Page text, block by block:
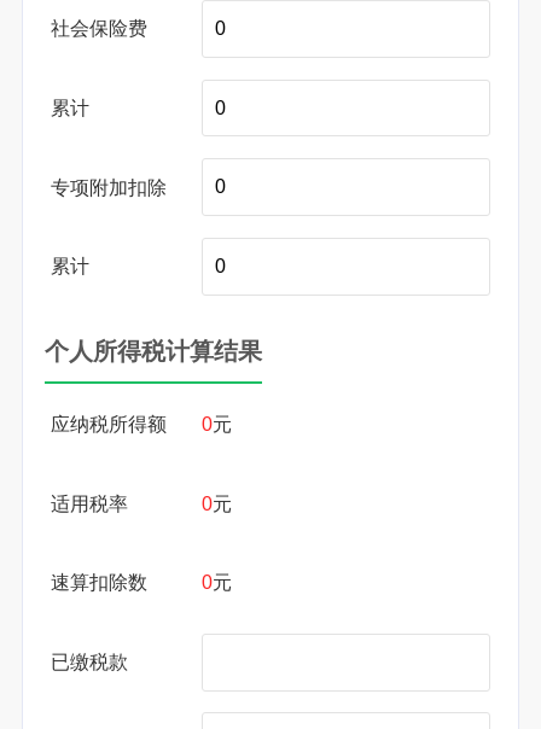
社会保险费
累计
专项附加扣除
累计
个人所得税计算结果
应纳税所得额 0元
适用税率 0元
速算扣除数 0元
已缴税款